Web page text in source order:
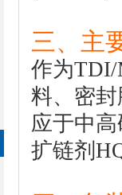
三、主
作为TDI/
料、密
应于中
扩链剂